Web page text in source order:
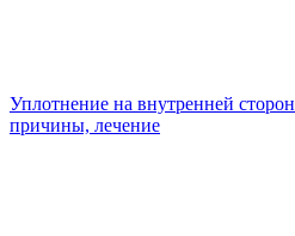
Уплотнение на внутренней
причины, лечение